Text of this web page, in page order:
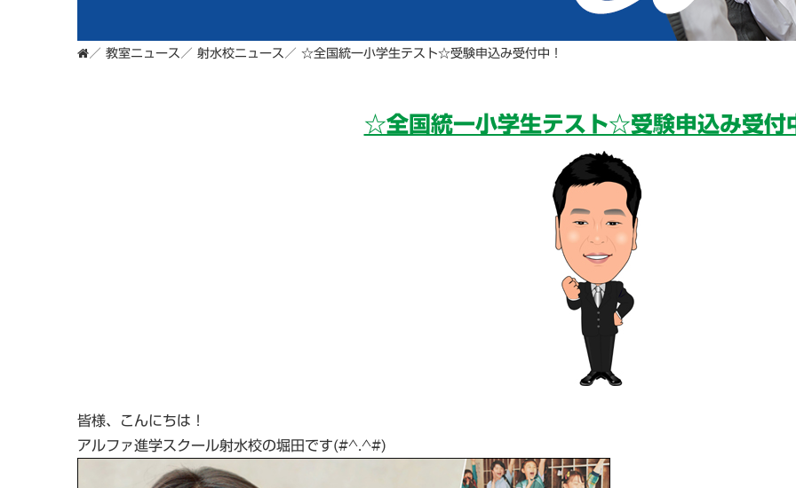
／ 教室ニュース ／ 射水校ニュース ／ ☆全国統一小学生テスト☆受験申込み受付中！
☆全国統一小学生テスト☆受験申込み受付
皆様、こんにちは！
アルファ進学スクール射水校の堀田です(#^.^#)